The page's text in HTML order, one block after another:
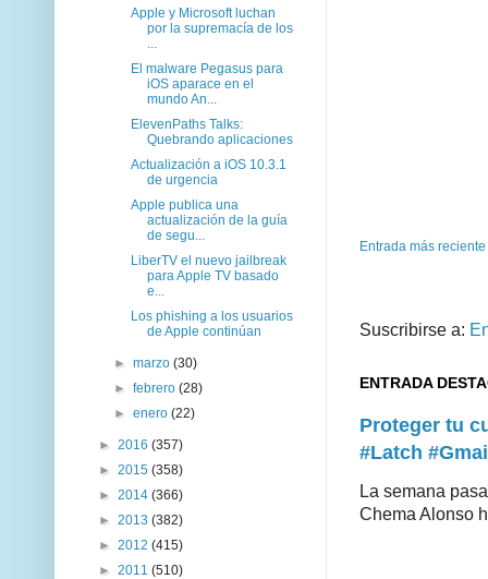
Entrada más reciente
Suscribirse a:
ENTRADA
Proteger tu
#Latch
La semana
Chema Alonso
Apple y Microsoft luchan
por la supremacía de los
El malware Pegasus para
iOS aparace en el
mundo An...
ElevenPaths Talks:
Quebrando aplicaciones
Actualización a iOS 10.3.1
de urgencia
Apple publica una
actualización de la guía
de segu...
LiberTV el nuevo jailbreak
para Apple TV basado
e...
Los phishing a los usuarios
de Apple continúan
►marzo(30)
►febrero(28)
►enero(22)
► 2016 (357)
► 2015 (358)
► 2014 (366)
► 2013 (382)
► 2012 (415)
► 2011 (510)